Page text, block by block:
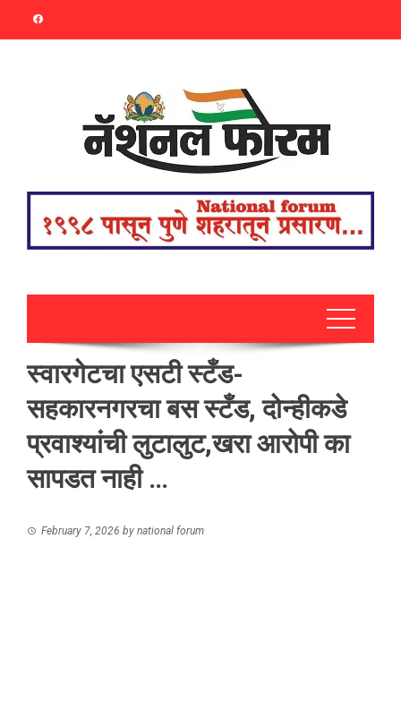
स्वारगेटचा एसटी स्टँड-
सहकारनगरचा बस स्टँड, दोन्हीकडे
प्रवाश्यांची लुटालुट,खरा आरोपी का
सापडत नाही …
February 7, 2026 by national forum